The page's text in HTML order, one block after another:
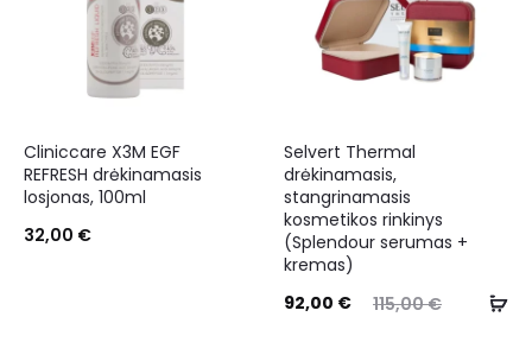
Cliniccare X3M EGF
REFRESH drėkinamasis
losjonas, 100ml
32,00 €
Selvert Thermal
drėkinamasis,
stangrinamasis
kosmetikos rinkinys
(Splendour serumas +
kremas)
115,00€
92,00 €